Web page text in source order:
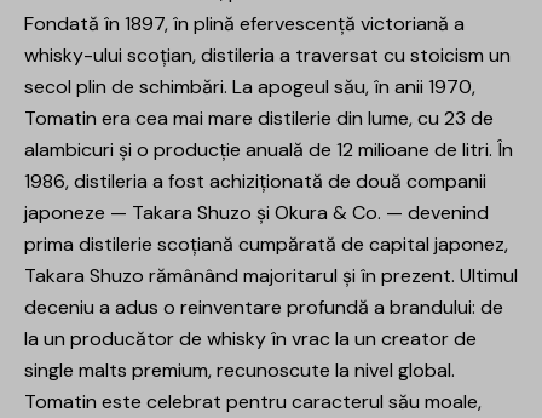
Fondată în 1897, în plină efervescență victoriană a
whisky-ului scoțian, distileria a traversat cu stoicism un
secol plin de schimbări. La apogeul său, în anii 1970,
Tomatin era cea mai mare distilerie din lume, cu 23 de
alambicuri și o producție anuală de 12 milioane de litri. În
1986, distileria a fost achiziționată de două companii
japoneze — Takara Shuzo și Okura & Co. — devenind
prima distilerie scoțiană cumpărată de capital japonez,
Takara Shuzo rămânând majoritarul și în prezent. Ultimul
deceniu a adus o reinventare profundă a brandului: de
la un producător de whisky în vrac la un creator de
single malts premium, recunoscute la nivel global.
Tomatin este celebrat pentru caracterul său moale,